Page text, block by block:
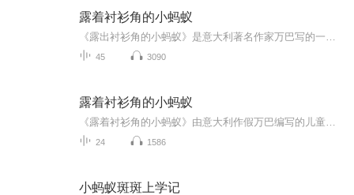
露着衬衫角的小蚂蚁
45 3090
露着衬衫角的小蚂蚁
24 1586
小蚂蚁斑斑上学记